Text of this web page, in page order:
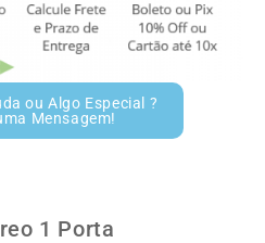
ou Algo Especial ?
Mensagem!
1 Porta